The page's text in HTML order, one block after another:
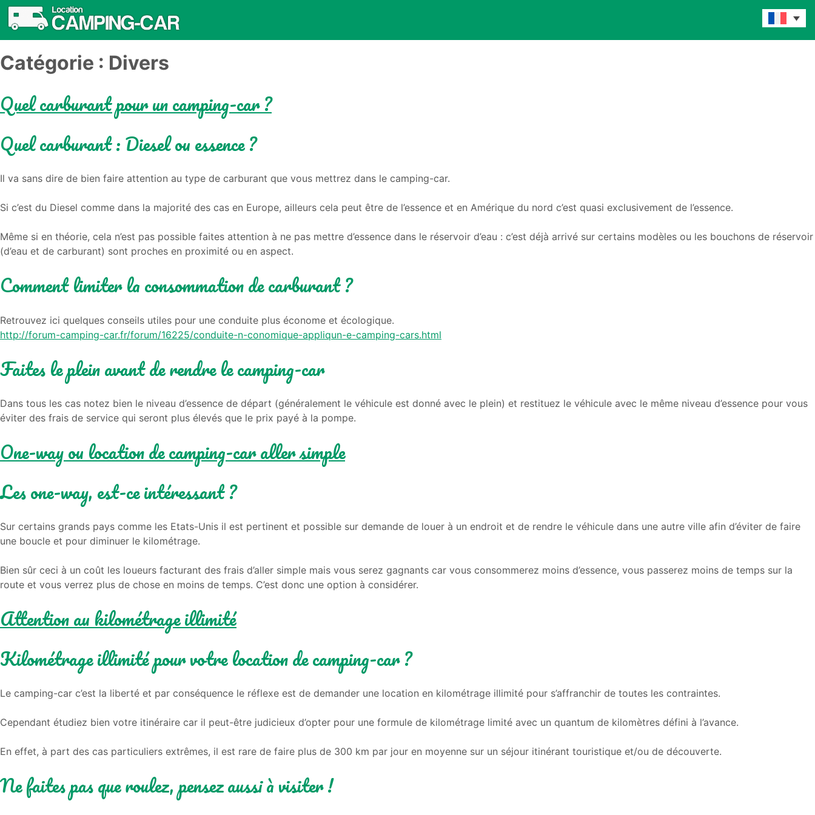
Catégorie : Divers
Quel carburant pour un camping-car ?
Quel carburant : Diesel ou essence ?
Il va sans dire de bien faire attention au type de carburant que vous mettrez dans le camping-car.
Si c’est du Diesel comme dans la majorité des cas en Europe, ailleurs cela peut être de l’essence et en Amérique du nord c’est quasi exclusivement de l’essence.
Même si en théorie, cela n’est pas possible faites attention à ne pas mettre d’essence dans le réservoir d’eau : c’est déjà arrivé sur certains modèles ou les bouchons de réservoir
(d’eau et de carburant) sont proches en proximité ou en aspect.
Comment limiter la consommation de carburant ?
Retrouvez ici quelques conseils utiles pour une conduite plus économe et écologique.
http://forum-camping-car.fr/forum/16225/conduite-n-conomique-appliqun-e-camping-cars.html
Faites le plein avant de rendre le camping-car
Dans tous les cas notez bien le niveau d’essence de départ (généralement le véhicule est donné avec le plein) et restituez le véhicule avec le même niveau d’essence pour vous
éviter des frais de service qui seront plus élevés que le prix payé à la pompe.
One-way ou location de camping-car aller simple
Les one-way, est-ce intéressant ?
Sur certains grands pays comme les Etats-Unis il est pertinent et possible sur demande de louer à un endroit et de rendre le véhicule dans une autre ville afin d’éviter de faire
une boucle et pour diminuer le kilométrage.
Bien sûr ceci à un coût les loueurs facturant des frais d’aller simple mais vous serez gagnants car vous consommerez moins d’essence, vous passerez moins de temps sur la
route et vous verrez plus de chose en moins de temps. C’est donc une option à considérer.
Attention au kilométrage illimité
Kilométrage illimité pour votre location de camping-car ?
Le camping-car c’est la liberté et par conséquence le réflexe est de demander une location en kilométrage illimité pour s’affranchir de toutes les contraintes.
Cependant étudiez bien votre itinéraire car il peut-être judicieux d’opter pour une formule de kilométrage limité avec un quantum de kilomètres défini à l’avance.
En effet, à part des cas particuliers extrêmes, il est rare de faire plus de 300 km par jour en moyenne sur un séjour itinérant touristique et/ou de découverte.
Ne faites pas que roulez, pensez aussi à visiter !